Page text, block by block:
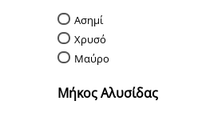
Ασημί
Χρυσό
Μαύρο
Μήκος Αλυσίδας